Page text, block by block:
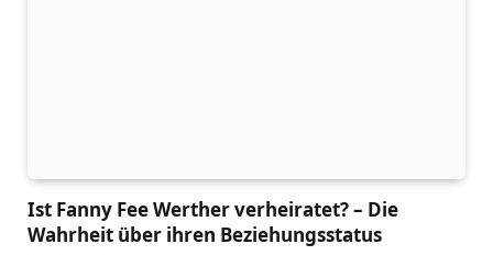
Ist Fanny Fee Werther verheiratet? – Die
Wahrheit über ihren Beziehungsstatus